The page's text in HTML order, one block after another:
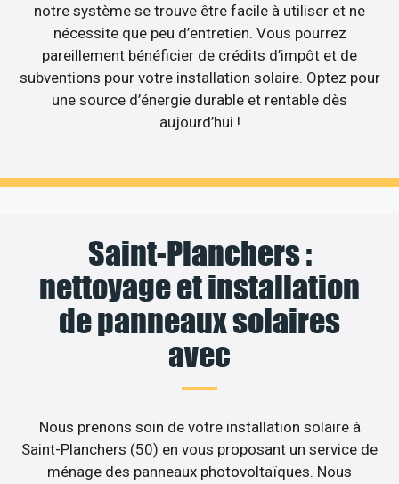
notre système se trouve être facile à utiliser et ne
nécessite que peu d’entretien. Vous pourrez
pareillement bénéficier de crédits d’impôt et de
subventions pour votre installation solaire. Optez pour
une source d’énergie durable et rentable dès
aujourd’hui !
Saint-Planchers :
nettoyage et installation
de panneaux solaires
avec
Nous prenons soin de votre installation solaire à
Saint-Planchers (50) en vous proposant un service de
ménage des panneaux photovoltaïques. Nous